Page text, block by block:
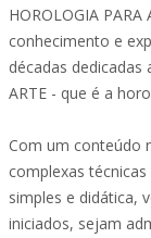
HOROLOGIA
conhecimento e
décadas
ARTE - que é a
Com um conteúdo
complexas
simples e didática,
iniciados, sejam